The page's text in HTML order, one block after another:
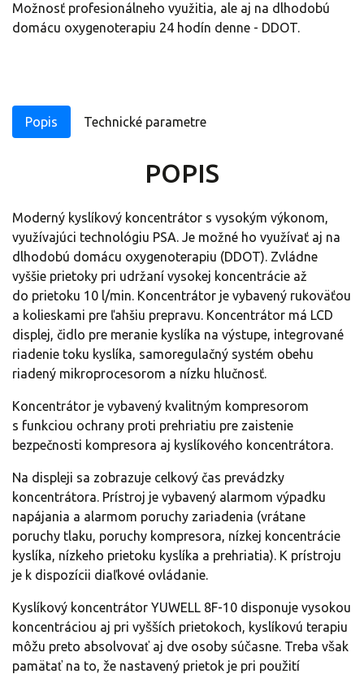
Možnosť profesionálneho využitia, ale aj na dlhodobú
domácu oxygenoterapiu 24 hodín denne - DDOT.
Popis Technické parametre
POPIS
Moderný kyslíkový koncentrátor s vysokým výkonom,
využívajúci technológiu PSA. Je možné ho využívať aj na
dlhodobú domácu oxygenoterapiu (DDOT). Zvládne
vyššie prietoky pri udržaní vysokej koncentrácie až
do prietoku 10 l/min. Koncentrátor je vybavený rukoväťou
a kolieskami pre ľahšiu prepravu. Koncentrátor má LCD
displej, čidlo pre meranie kyslíka na výstupe, integrované
riadenie toku kyslíka, samoregulačný systém obehu
riadený mikroprocesorom a nízku hlučnosť.
Koncentrátor je vybavený kvalitným kompresorom
s funkciou ochrany proti prehriatiu pre zaistenie
bezpečnosti kompresora aj kyslíkového koncentrátora.
Na displeji sa zobrazuje celkový čas prevádzky
koncentrátora. Prístroj je vybavený alarmom výpadku
napájania a alarmom poruchy zariadenia (vrátane
poruchy tlaku, poruchy kompresora, nízkej koncentrácie
kyslíka, nízkeho prietoku kyslíka a prehriatia). K prístroju
je k dispozícii diaľkové ovládanie.
Kyslíkový koncentrátor YUWELL 8F-10 disponuje vysokou
koncentráciou aj pri vyšších prietokoch, kyslíkovú terapiu
môžu preto absolvovať aj dve osoby súčasne. Treba však
pamätať na to, že nastavený prietok je pri použití